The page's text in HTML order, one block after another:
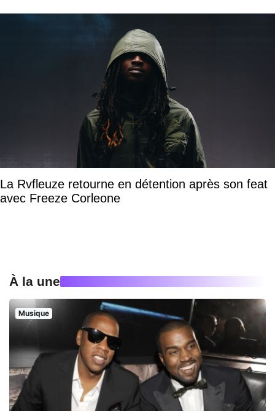
La Rvfleuze retourne en détention après son feat
avec Freeze Corleone
À la une
Musique